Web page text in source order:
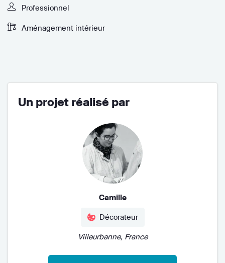
Professionnel
Aménagement intérieur
Un projet réalisé par
Camille
Décorateur
Villeurbanne, France